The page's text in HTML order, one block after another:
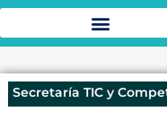
Secretaría TIC y